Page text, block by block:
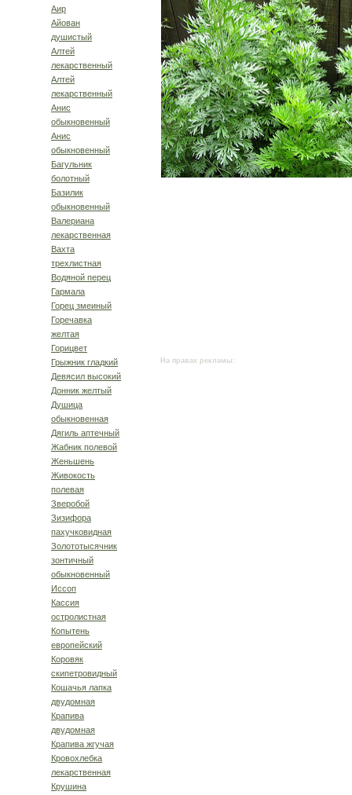
Аир
Айован
душистый
Алтей
лекарственный
Алтей
лекарственный
Анис
обыкновенный
Анис
обыкновенный
Багульник
болотный
Базилик
обыкновенный
Валериана
лекарственная
Вахта
трехлистная
Водяной перец
Гармала
Горец змеиный
Горечавка
желтая
Горицвет
Грыжник гладкий
Девясил высокий
Донник желтый
Душица
обыкновенная
Дягиль аптечный
Жабник полевой
Женьшень
Живокость
полевая
Зверобой
Зизифора
пахучковидная
Золототысячник
зонтичный
обыкновенный
Иссоп
Кассия
остролистная
Копытень
европейский
Коровяк
скипетровидный
Кошачья лапка
двудомная
Крапива
двудомная
Крапива жгучая
Кровохлебка
лекарствен­ная
Крушина
На правах рекламы: